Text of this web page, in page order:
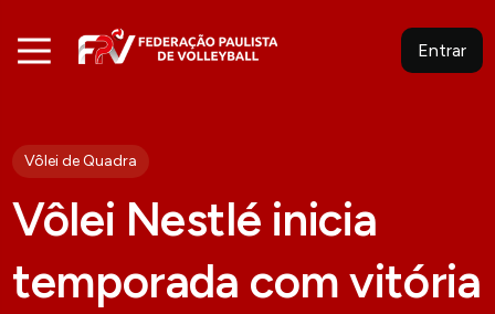
Entrar
Vôlei de Quadra
Vôlei Nestlé inicia
temporada com vitória